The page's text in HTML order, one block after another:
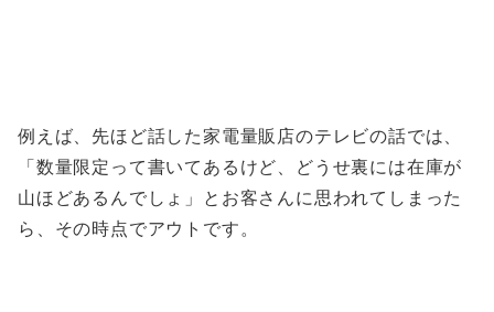
例えば、先ほど話した家電量販店のテレビの話では、
「数量限定って書いてあるけど、どうせ裏には在庫が
山ほどあるんでしょ」とお客さんに思われてしまった
ら、その時点でアウトです。